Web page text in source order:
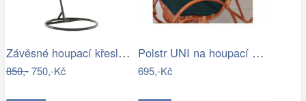
Závěsné houpací křeslo Nikes Red
850,-750,-Kč
Polstr UNI na houpací křeslo - látka…
695,-Kč